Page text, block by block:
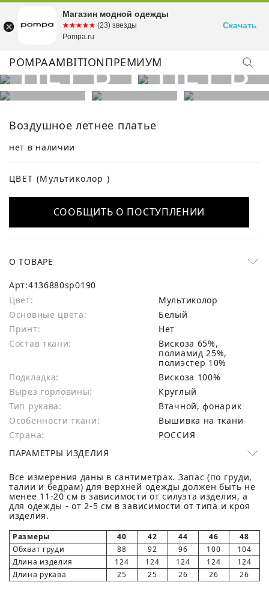
POMPAAMBITIONПРЕМИУМ
Воздушное летнее платье
нет в наличии
ЦВЕТ (Мультиколор )
СООБЩИТЬ О ПОСТУПЛЕНИИ
О ТОВАРЕ
Арт:4136880sp0190
Цвет:
Мультиколор
Основные цвета:
белый
Принт:
Нет
Состав ткани:
вискоза 65%,
полиамид 25%,
полиэстер 10%
Подкладка:
Вискоза 100%
Вырез горловины:
Круглый
Тип рукава:
Втачной, фонарик
Особенности ткани:
Вышивка на ткани
Страна:
РОССИЯ
ПАРАМЕТРЫ ИЗДЕЛИЯ
Все измерения даны в сантиметрах. Запас (по груди,
талии и бедрам) для верхней одежды должен быть не
менее 11-20 см в зависимости от силуэта изделия, а
для одежды - от 2-5 см в зависимости от типа и кроя
изделия.
Размеры 40 42 44 46
48
Обхват груди
88 92 96 100
104
Длина изделия
124 124 124 124
124
Длина рукава
25 25 26 26 26
Магазин модной одежды
☆☆☆☆☆
★★★★★ (23) звезды
Pompa.ru
Скачать